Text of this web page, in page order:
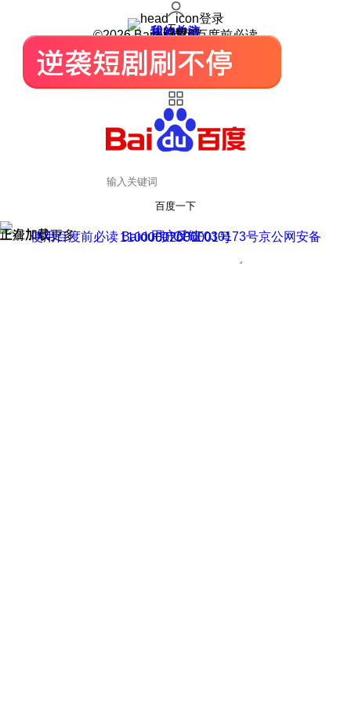
登录
我的关注
我的收藏
皮肤中心
用户反馈
设置
©2026 Baidu 使用百度前必读
百度一下
正在加载
上滑加载更多 用户反馈
使用百度前必读 Baidu 京ICP证030173号
京公网安备11000002000001号